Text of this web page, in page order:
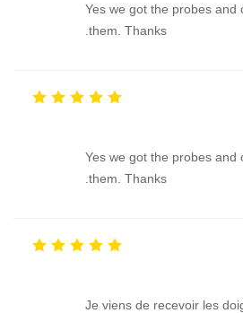
Yes we got the probes and
them. Thanks.
Yes we got the probes and
them. Thanks.
Je viens de recevoir les